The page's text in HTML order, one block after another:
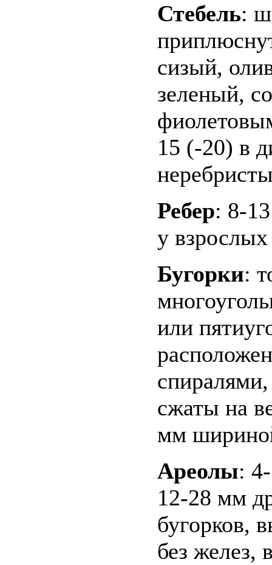
Стебель:
сизый,
зеленый,
15 (-20) в
Ребер: 8-
у
Бугорки:
или
сжаты на
мм
Ареолы:
12-28 мм
бугорков,
без желез,